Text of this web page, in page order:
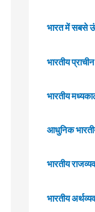
भारत में सबसे
भारतीय
भारतीय
आधुनिक
भारतीय
भारतीय